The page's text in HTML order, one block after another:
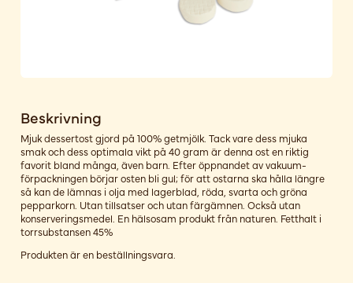
Beskrivning
Mjuk dessertost gjord på 100% getmjölk. Tack vare dess mjuka
smak och dess optimala vikt på 40 gram är denna ost en riktig
favorit bland många, även barn. Efter öppnandet av vakuum-
förpackningen börjar osten bli gul; för att ostarna ska hålla längre
så kan de lämnas i olja med lagerblad, röda, svarta och gröna
pepparkorn. Utan tillsatser och utan färgämnen. Också utan
konserveringsmedel. En hälsosam produkt från naturen. Fetthalt i
torrsubstansen 45%
Produkten är en beställningsvara.